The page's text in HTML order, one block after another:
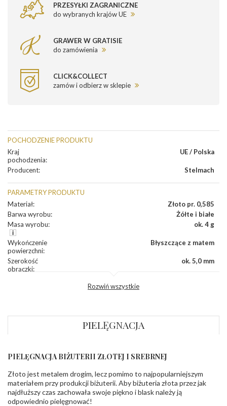
PRZESYŁKI ZAGRANICZNE
do wybranych krajów UE
GRAWER W GRATISIE
do zamówienia
CLICK&COLLECT
zamów i odbierz w sklepie
POCHODZENIE PRODUKTU
Kraj
pochodzenia:
UE / Polska
Producent: Stelmach
PARAMETRY PRODUKTU
Materiał:
Złoto pr. 0,585
Barwa wyrobu:
Żółte i białe
Masa wyrobu: ok. 4 g
Wykończenie
powierzchni:
Błyszczące z matem
Szerokość
obrączki:
ok. 5,0 mm
INNE PARAMETRY
Producent
odpowiedzialny:
PZ Stelmach Sp. z o.o. ul. Północna 22 45-805
Opole; NIP 7542889545; Tel. +48 77 54 90 100;
biuro@stelmach.pl
Bezpieczeństwo
Nie nadaje się dla dzieci w wieku poniżej 3 lat
Rozwiń wszystkie
PIELĘGNACJA
PIELĘGNACJA BIŻUTERII ZŁOTEJ I SREBRNEJ
Złoto jest metalem drogim, lecz pomimo to najpopularniejszym
materiałem przy produkcji biżuterii. Aby biżuteria złota przez jak
najdłuższy czas zachowała swoje piękno i blask należy ją
odpowiednio pielęgnować!